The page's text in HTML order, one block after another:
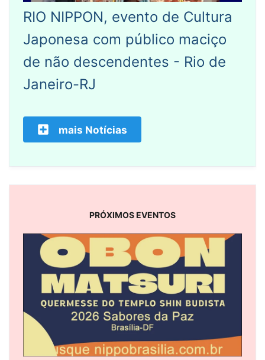
RIO NIPPON, evento de Cultura
Japonesa com público maciço
de não descendentes - Rio de
Janeiro-RJ
mais Notícias
PRÓXIMOS EVENTOS